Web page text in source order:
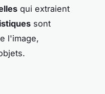
qui extraient
sont
l'image,